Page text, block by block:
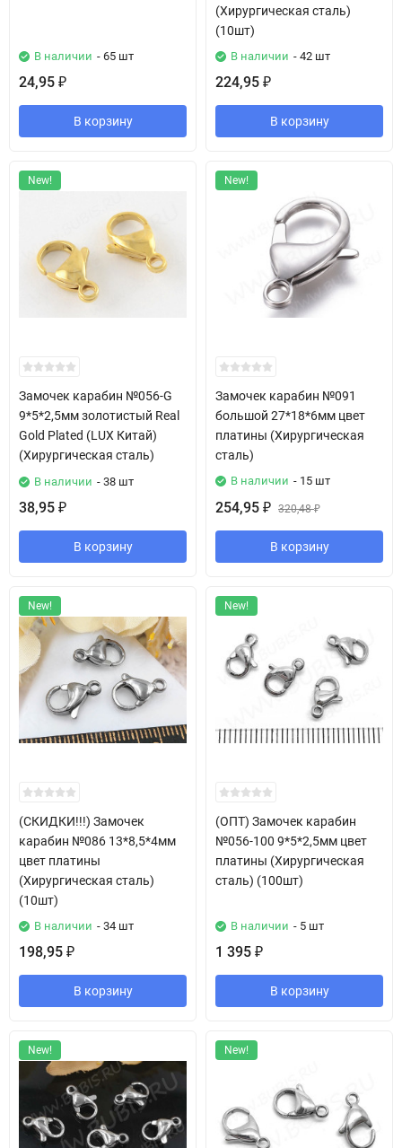
В наличии - 65 шт
24,95 ₽
В корзину
(Хирургическая сталь)
(10шт)
В наличии - 42 шт
224,95 ₽
В корзину
New!
Замочек карабин №056-G
9*5*2,5мм золотистый Real
Gold Plated (LUX Китай)
(Хирургическая сталь)
В наличии - 38 шт
38,95 ₽
В корзину
New!
Замочек карабин №091
большой 27*18*6мм цвет
платины (Хирургическая
сталь)
В наличии - 15 шт
254,95 ₽ 320,48₽
В корзину
New!
(СКИДКИ!!!) Замочек
карабин №086 13*8,5*4мм
цвет платины
(Хирургическая сталь)
(10шт)
В наличии - 34 шт
198,95 ₽
В корзину
New!
(ОПТ) Замочек карабин
№056-100 9*5*2,5мм цвет
платины (Хирургическая
сталь) (100шт)
В наличии - 5 шт
1 395 ₽
В корзину
New! New!